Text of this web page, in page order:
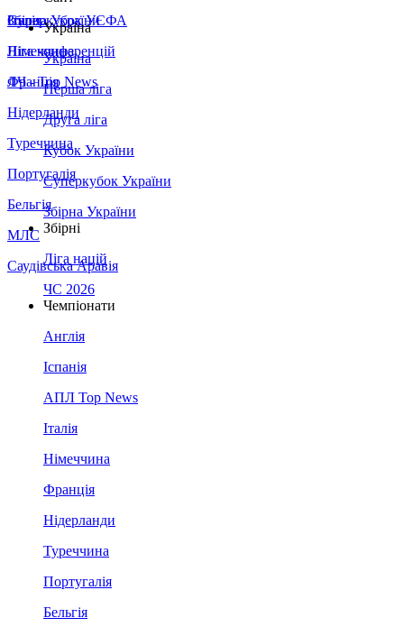
Збірна України
Італія
Німеччина
Франція
Нідерланди
Туреччина
Португалія
Бельгія
МЛС
Саудівська Аравія
Суперкубок УЄФА
Ліга конференцій
ЛЧ - Top News
Україна
Україна
Перша ліга
Друга ліга
Кубок України
Суперкубок України
Збірна України
Збірні
Ліга націй
ЧС 2026
Чемпіонати
Англія
Іспанія
АПЛ Top News
Італія
Німеччина
Франція
Нідерланди
Туреччина
Португалія
Бельгія